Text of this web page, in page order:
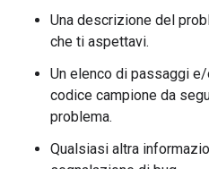
Una descrizione del
che ti aspettavi.
Un elenco di passaggi
codice campione da
problema.
Qualsiasi altra